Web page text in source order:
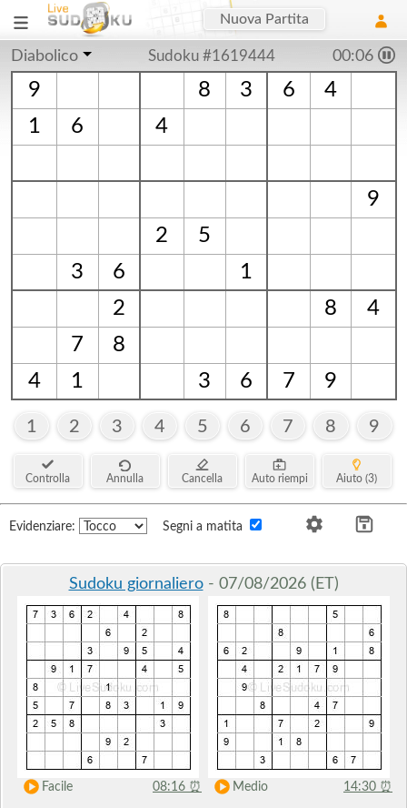
Nuova Partita
Diabolico Sudoku #1619444 00:07
9 8 3 6
4
1
6 4
9
2
5
3
6
1
2
8
4
7
8
4
1 3 6 7 9
1 2 3 4 5 6 7 8 9
Controlla Annulla Cancella Auto riempi Aiuto (3)
Evidenziare: Segni a matita
Sudoku giornaliero- 07/08/2026 (ET)
Facile 08:16 ⏰ Medio 14:30 ⏰